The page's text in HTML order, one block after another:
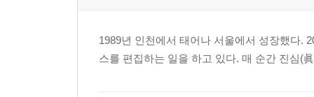
1989년 인천에서 태어나 서울에서 성장했다.
스를 편집하는 일을 하고 있다. 매 순간 진심(